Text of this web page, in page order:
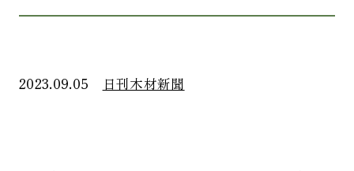
2023.09.05 日刊木材新聞